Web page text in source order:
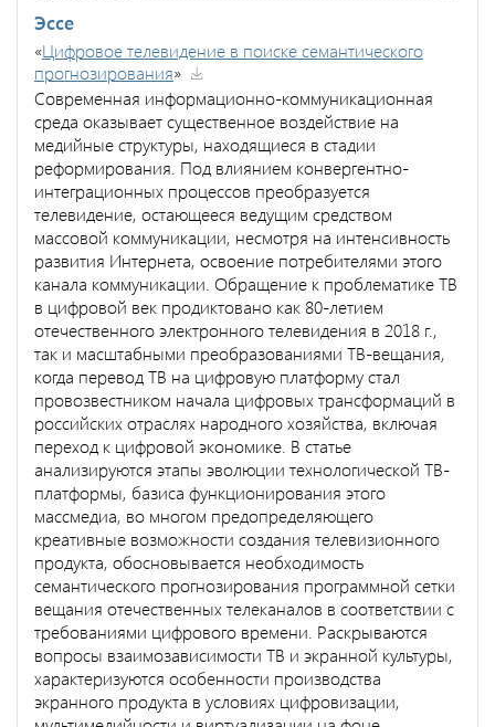
Эссе
«Цифровое телевидение в поиске семантического
прогнозирования»
Современная информационно-коммуникационная
среда оказывает существенное воздействие на
медийные структуры, находящиеся в стадии
реформирования. Под влиянием конвергентно-
интеграционных процессов преобразуется
телевидение, остающееся ведущим средством
массовой коммуникации, несмотря на интенсивность
развития Интернета, освоение потребителями этого
канала коммуникации. Обращение к проблематике ТВ
в цифровой век продиктовано как 80-летием
отечественного электронного телевидения в 2018 г.,
так и масштабными преобразованиями ТВ-вещания,
когда перевод ТВ на цифровую платформу стал
провозвестником начала цифровых трансформаций в
российских отраслях народного хозяйства, включая
переход к цифровой экономике. В статье
анализируются этапы эволюции технологической ТВ-
платформы, базиса функционирования этого
массмедиа, во многом предопределяющего
креативные возможности создания телевизионного
продукта, обосновывается необходимость
семантического прогнозирования программной сетки
вещания отечественных телеканалов в соответствии с
требованиями цифрового времени. Раскрываются
вопросы взаимозависимости ТВ и экранной культуры,
характеризуются особенности производства
экранного продукта в условиях цифровизации,